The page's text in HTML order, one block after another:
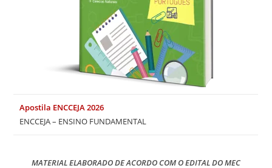
Apostila ENCCEJA 2026
ENCCEJA – ENSINO FUNDAMENTAL
MATERIAL ELABORADO DE ACORDO COM O EDITAL DO MEC